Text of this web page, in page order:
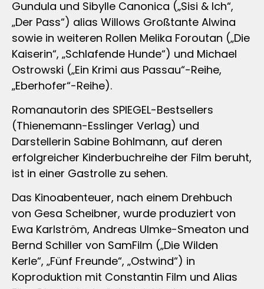
Gundula und Sibylle Canonica („Sisi & Ich“,
„Der Pass“) alias Willows Großtante Alwina
sowie in weiteren Rollen Melika Foroutan („Die
Kaiserin“, „Schlafende Hunde“) und Michael
Ostrowski („Ein Krimi aus Passau“-Reihe,
„Eberhofer“-Reihe).
Romanautorin des SPIEGEL-Bestsellers
(Thienemann-Esslinger Verlag) und
Darstellerin Sabine Bohlmann, auf deren
erfolgreicher Kinderbuchreihe der Film beruht,
ist in einer Gastrolle zu sehen.
Das Kinoabenteuer, nach einem Drehbuch
von Gesa Scheibner, wurde produziert von
Ewa Karlström, Andreas Ulmke-Smeaton und
Bernd Schiller von SamFilm („Die Wilden
Kerle“, „Fünf Freunde“, „Ostwind“) in
Koproduktion mit Constantin Film und Alias